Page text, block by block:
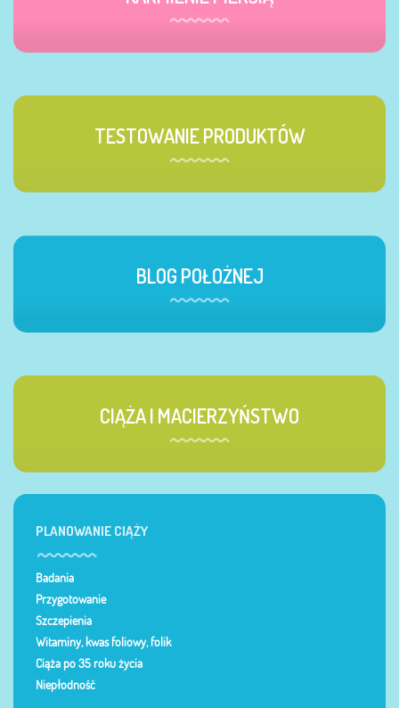
TESTOWANIE PRODUKTÓW
BLOG POŁOŻNEJ
CIĄŻA I MACIERZYŃSTWO
PLANOWANIE CIĄŻY
Badania
Przygotowanie
Szczepienia
Witaminy, kwas foliowy, folik
Ciąża po 35 roku życia
Niepłodność